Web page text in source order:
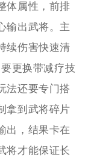
体属性，前排
输出武将。主
续伤害快速清
更换带减疗技
法还要专门搭
拿到武将碎片
出，结果卡在
将才能保证长